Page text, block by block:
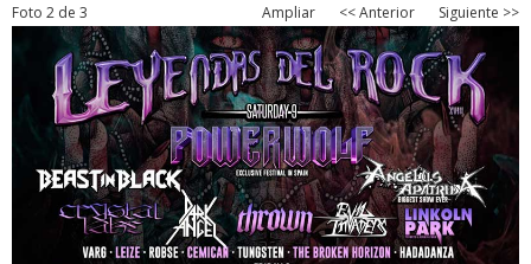
Foto 2 de 3 Ampliar << Anterior Siguiente >>